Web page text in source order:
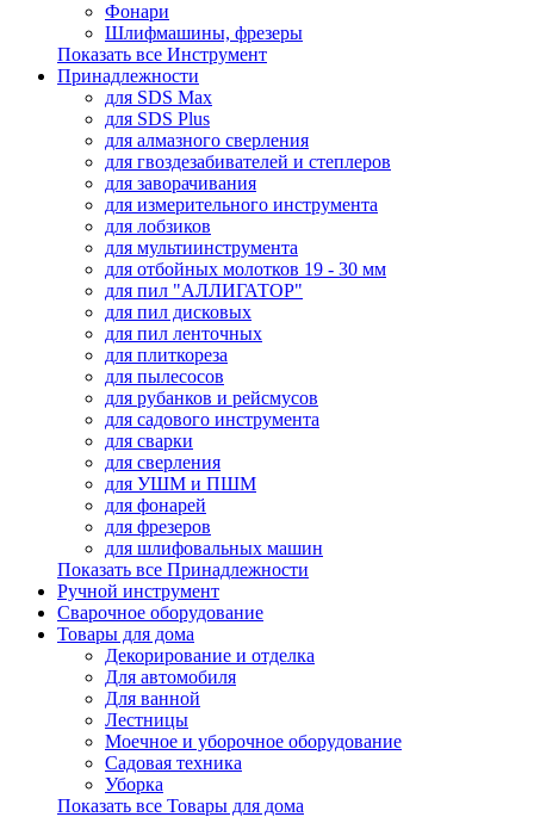
Фонари
Шлифмашины, фрезеры
Показать все Инструмент
Принадлежности
для SDS Max
для SDS Plus
для алмазного сверления
для гвоздезабивателей и степлеров
для заворачивания
для измерительного инструмента
для лобзиков
для мультиинструмента
для отбойных молотков 19 - 30 мм
для пил "АЛЛИГАТОР"
для пил дисковых
для пил ленточных
для плиткореза
для пылесосов
для рубанков и рейсмусов
для садового инструмента
для сварки
для сверления
для УШМ и ПШМ
для фонарей
для фрезеров
для шлифовальных машин
Показать все Принадлежности
Ручной инструмент
Сварочное оборудование
Товары для дома
Декорирование и отделка
Для автомобиля
Для ванной
Лестницы
Моечное и уборочное оборудование
Садовая техника
Уборка
Показать все Товары для дома